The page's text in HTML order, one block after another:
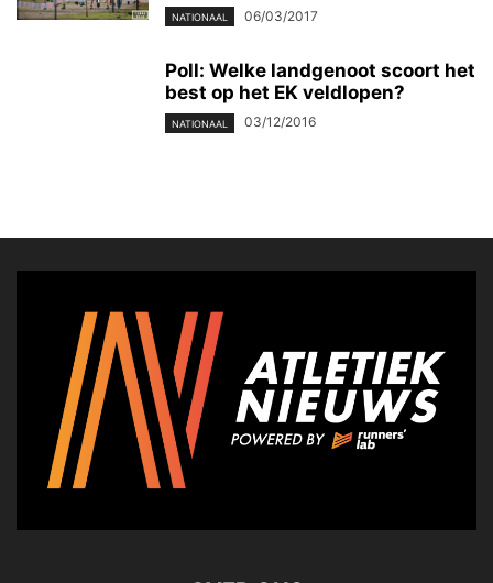
NATIONAAL 06/03/2017
Poll: Welke landgenoot scoort het
best op het EK veldlopen?
NATIONAAL 03/12/2016